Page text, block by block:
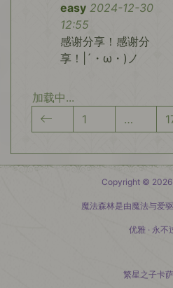
easy 2024-12-30
12:55
感谢分享！感谢分
享！|´・ω・)ノ
加载中...
1
…
Copyright © 2026
魔法森林是由魔法与爱
优雅 · 永不
繁星之子卡